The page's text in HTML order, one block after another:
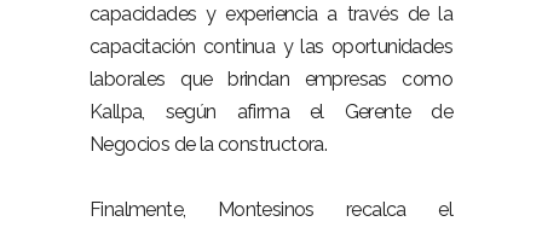
capacidades y experiencia a través de la
capacitación continua y las oportunidades
laborales que brindan empresas como
Kallpa, según afirma el Gerente de
Negocios de la constructora.
Finalmente, Montesinos recalca el